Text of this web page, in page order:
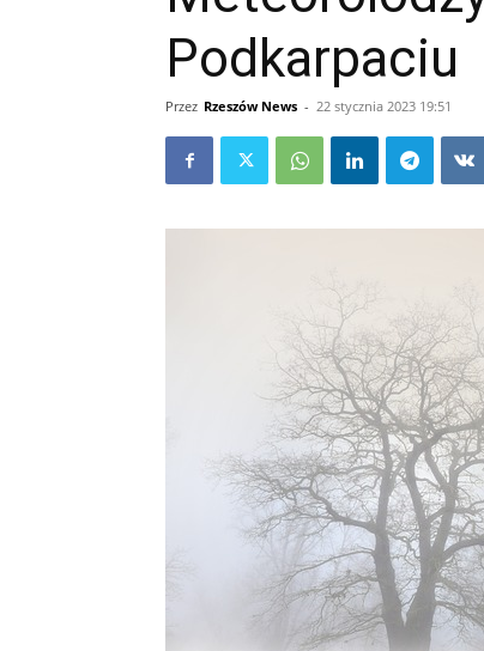
Podkarpaciu
Przez Rzeszów News - 22 stycznia 2023 19:51